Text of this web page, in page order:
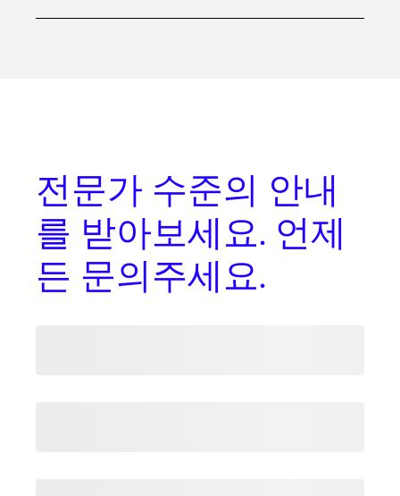
전문가 수준의 안내
를 받아보세요. 언제
든 문의주세요.